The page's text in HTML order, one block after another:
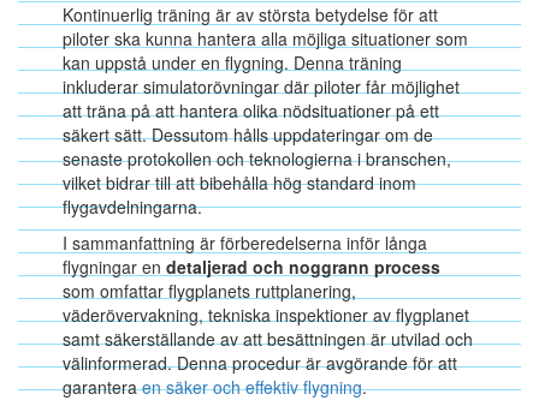
Kontinuerlig träning är av största betydelse för att
piloter ska kunna hantera alla möjliga situationer som
kan uppstå under en flygning. Denna träning
inkluderar simulatorövningar där piloter får möjlighet
att träna på att hantera olika nödsituationer på ett
säkert sätt. Dessutom hålls uppdateringar om de
senaste protokollen och teknologierna i branschen,
vilket bidrar till att bibehålla hög standard inom
flygavdelningarna.
I sammanfattning är förberedelserna inför långa
flygningar endetaljerad och noggrann process
som omfattar flygplanets ruttplanering,
väderövervakning, tekniska inspektioner av flygplanet
samt säkerställande av att besättningen är utvilad och
välinformerad. Denna procedur är avgörande för att
garanteraen säker och effektiv flygning.